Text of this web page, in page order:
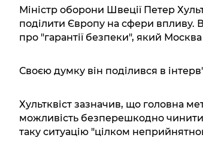
Міністр оборони Швеції Петер
поділити Європу на сфери впливу.
про "гарантії безпеки", який
Своєю думку він поділився в
Хультквіст зазначив, що головна
можливість безперешкодно чинити
таку ситуацію "цілком